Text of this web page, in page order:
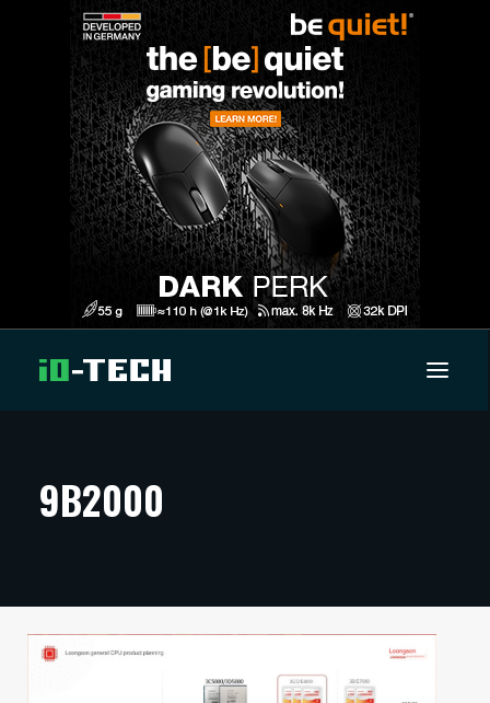
ARTIKKELIT
TECHBBS
TIETOA
9B2000